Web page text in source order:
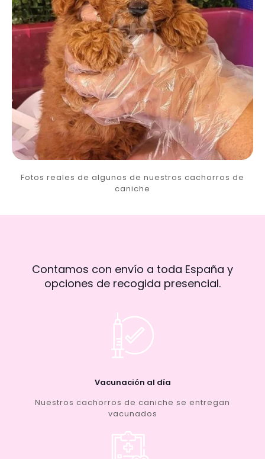
Fotos reales de algunos de nuestros cachorros de
caniche
Contamos con envío a toda España y
opciones de recogida presencial.
Vacunación al día
Nuestros cachorros de caniche se entregan
vacunados